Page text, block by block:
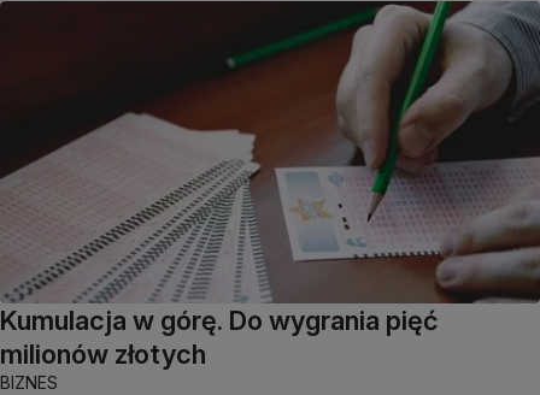
Kumulacja w górę. Do wygrania pięć
milionów złotych
BIZNES